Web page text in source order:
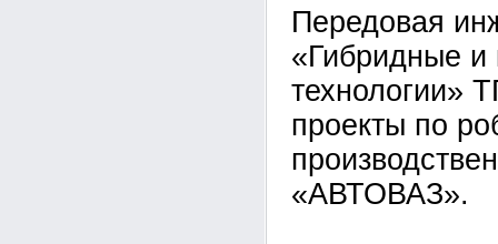
Передовая
«Гибридные и
технологии»
проекты по
«АВТОВАЗ».